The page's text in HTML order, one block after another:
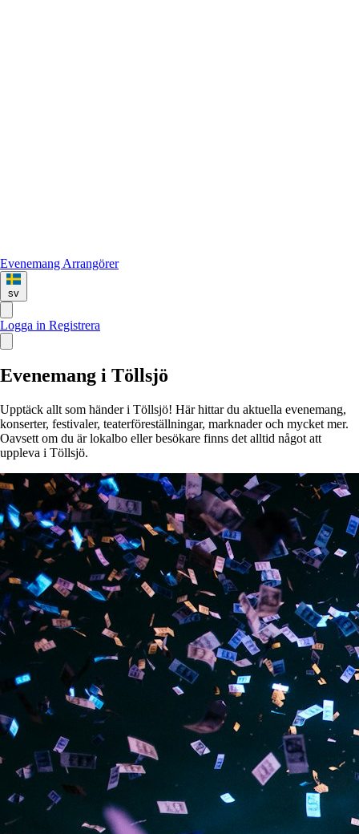
Evenemang Arrangörer
sv
Logga in Registrera
Evenemang i Töllsjö
Upptäck allt som händer i Töllsjö! Här hittar du aktuella evenemang,
konserter, festivaler, teaterföreställningar, marknader och mycket mer.
Oavsett om du är lokalbo eller besökare finns det alltid något att
uppleva i Töllsjö.